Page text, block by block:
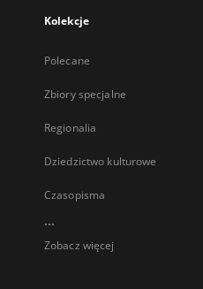
Kolekcje
Polecane
Zbiory specjalne
Regionalia
Dziedzictwo kulturowe
Czasopisma
...
Zobacz więcej